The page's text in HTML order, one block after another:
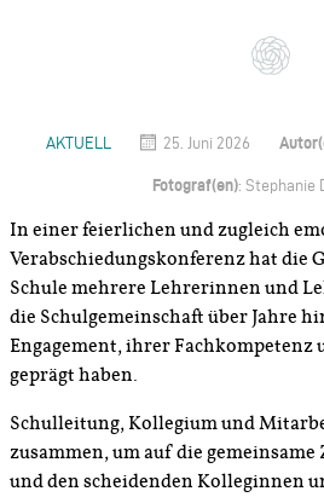
AKTUELL 25. Juni 2026
Fotograf(en): Stephanie
In einer feierlichen und zugleich
Verabschiedungskonferenz hat die
Schule mehrere Lehrerinnen und
die Schulgemeinschaft über Jahre
Engagement, ihrer
geprägt haben.
Schulleitung, Kollegium und
zusammen, um auf die
und den scheidenden Kolleginnen